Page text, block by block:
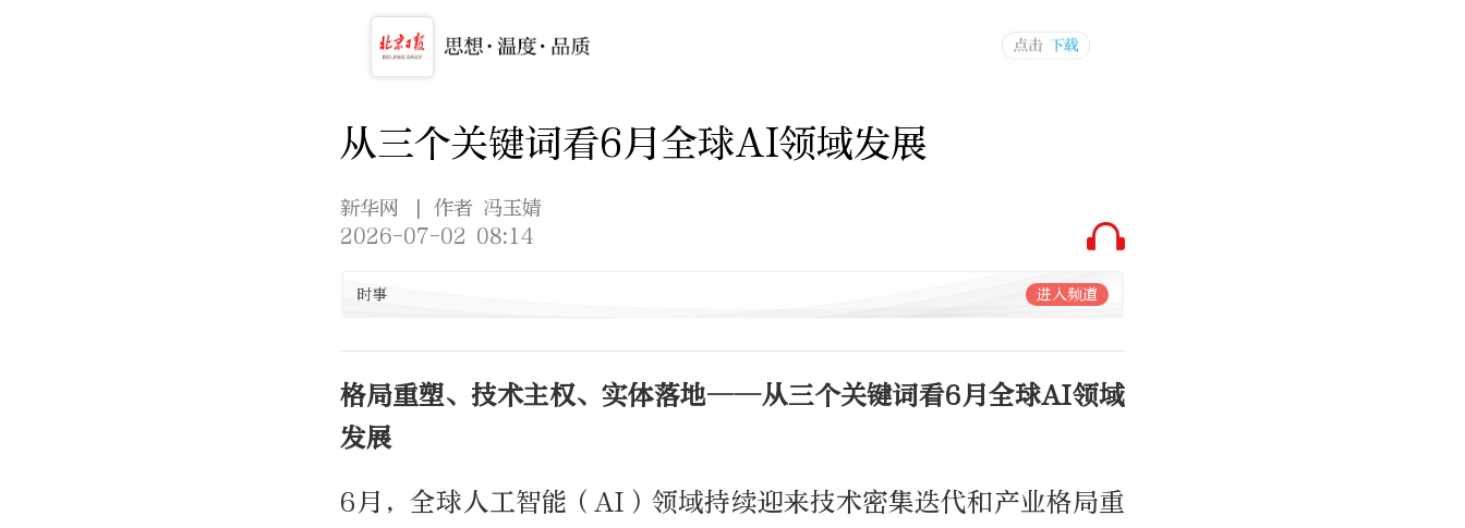
从三个关键词看6月全球AI领域发展
新华网
| 作者 冯玉婧
2026-07-02 08:14
时事 进入频道
格局重塑、技术主权、实体落地——从三个关键词看6月全球AI领域
发展
6月，全球人工智能（AI）领域持续迎来技术密集迭代和产业格局重